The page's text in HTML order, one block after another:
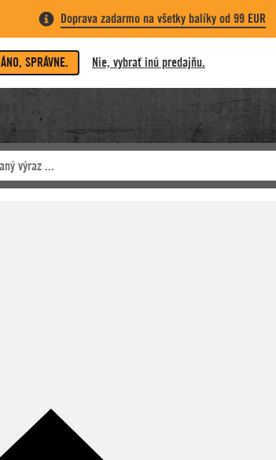
Doprava zadarmo na všetky balíky od 99 EUR
ÁNO, SPRÁVNE. Nie, vybrať inú predajňu.